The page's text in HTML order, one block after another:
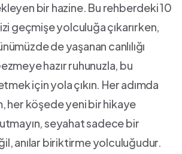
bir hazine. Bu rehberdeki 10
geçmişe yolculuğa çıkarırken,
de yaşanan canlılığı
hazır ruhunuzla, bu
için yola çıkın. Her adımda
her köşede yeni bir hikaye
seyahat sadece bir​
anılar biriktirme‌ yolculuğudur.